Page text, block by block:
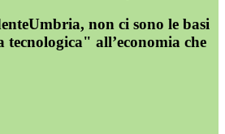
Umbria, non ci sono le basi
tecnologica" all’economia che